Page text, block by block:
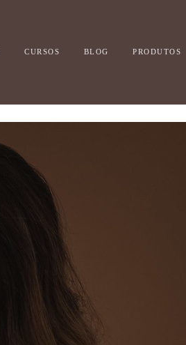
CURSOS BLOG PRODUTOS